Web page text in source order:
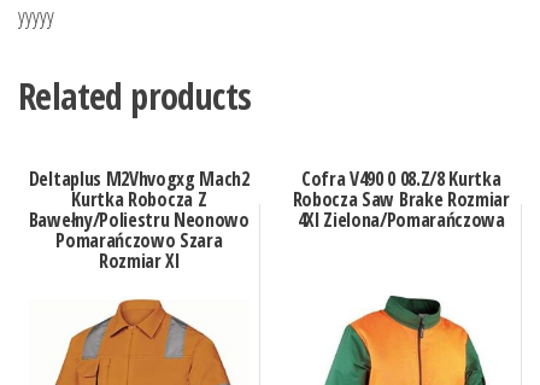
yyyyy
Related products
Deltaplus M2Vhvogxg Mach2
Kurtka Robocza Z
Bawełny/Poliestru Neonowo
Pomarańczowo Szara
Rozmiar Xl
Cofra V490 0 08.Z/8 Kurtka
Robocza Saw Brake Rozmiar
4Xl Zielona/Pomarańczowa